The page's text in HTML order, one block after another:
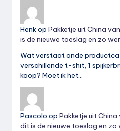
Henkop Pakketje uit China
is de nieuwe toeslag en zo
Wat verstaat onde
verschillende t-shit, 1
koop? Moet ik het…
Pascolo op Pakketje uit
dit is de nieuwe toeslag en zo